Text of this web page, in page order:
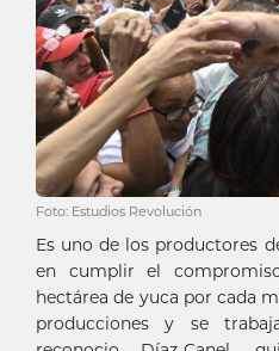
Foto: Estudios Revolución
Es uno de los productores
en cumplir el
hectárea de yuca por cada
producciones y se